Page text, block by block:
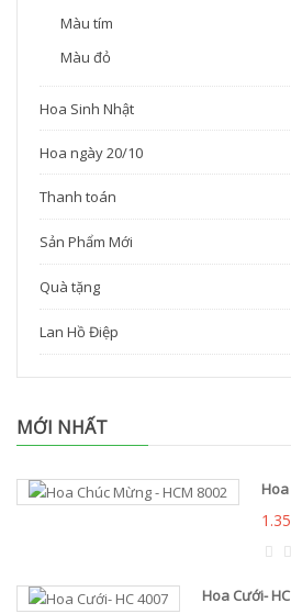
Màu tím
Màu đỏ
Hoa Sinh Nhật
Hoa ngày 20/10
Thanh toán
Sản Phẩm Mới
Quà tặng
Lan Hồ Điệp
MỚI NHẤT
Hoa Cưới-